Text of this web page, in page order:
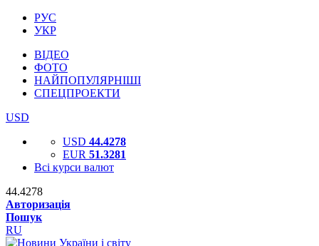
РУС
УКР
ВІДЕО
ФОТО
НАЙПОПУЛЯРНІШІ
СПЕЦПРОЕКТИ
USD
USD 44.4278
EUR 51.3281
Всі курси валют
44.4278
Авторизація
Пошук
RU